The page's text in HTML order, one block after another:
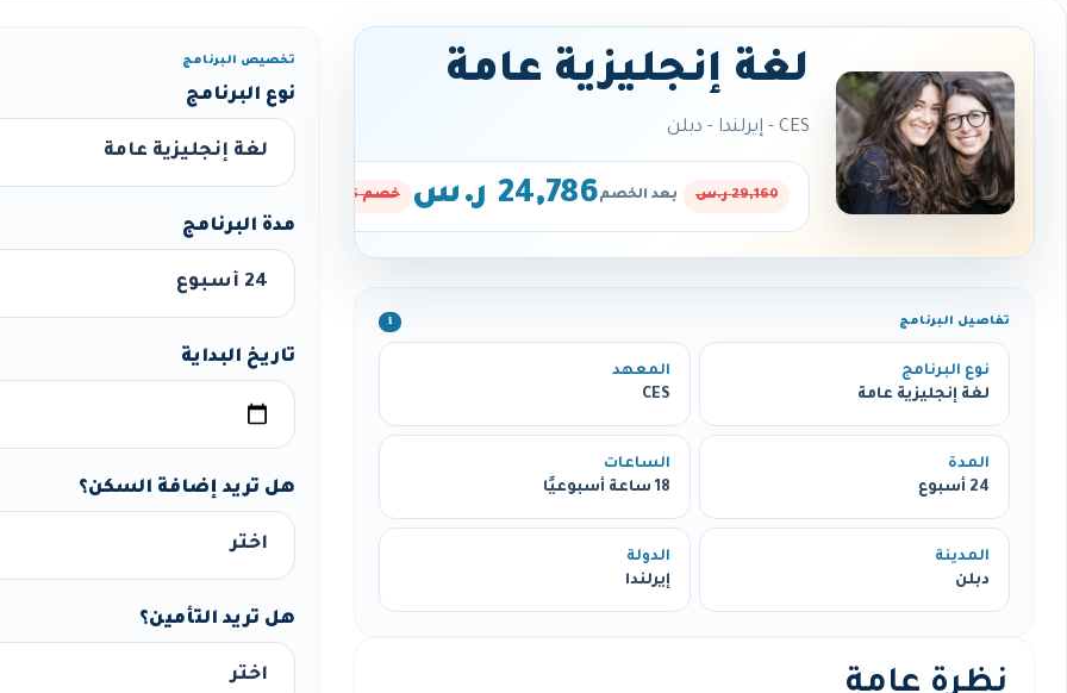
لغة إنجليزية عامة
CES - إيرلندا - دبلن
29,160 ر.س بعد الخصم24,786 ر.س خصم 15%
تفاصيل البرنامج ℹ️
نوع البرنامج
لغة إنجليزية عامة
المعهد
CES
المدة
24 أسبوع
الساعات
18 ساعة أسبوعيًا
المدينة
دبلن
الدولة
إيرلندا
نظرة عامة
تخصيص البرنامج
نوع البرنامج
مدة البرنامج
تاريخ البداية
هل تريد إضافة السكن؟
هل تريد التأمين؟